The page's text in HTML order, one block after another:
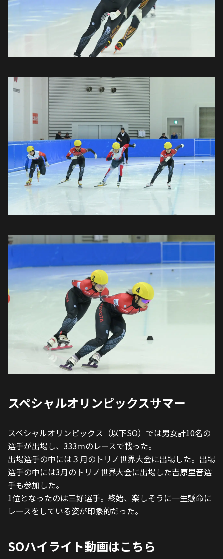
スペシャルオリンピックスサマー
スペシャルオリンピックス（以下SO）では男女計10名の
選手が出場し、333ｍのレースで戦った。
出場選手の中には３月のトリノ世界大会に出場した。出場
選手の中には3月のトリノ世界大会に出場した吉原里音選
手も参加した。
1位となったのは三好選手。終始、楽しそうに一生懸命に
レースをしている姿が印象的だった。
SOハイライト動画はこちら